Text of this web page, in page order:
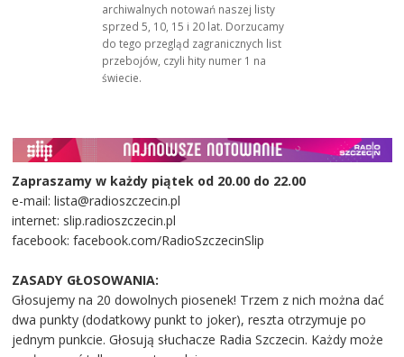
archiwalnych notowań naszej listy
sprzed 5, 10, 15 i 20 lat. Dorzucamy
do tego przegląd zagranicznych list
przebojów, czyli hity numer 1 na
świecie.
Zapraszamy w każdy piątek od 20.00 do 22.00
e-mail: lista@radioszczecin.pl
internet: slip.radioszczecin.pl
facebook: facebook.com/RadioSzczecinSlip
ZASADY GŁOSOWANIA:
Głosujemy na 20 dowolnych piosenek! Trzem z nich można dać
dwa punkty (dodatkowy punkt to joker), reszta otrzymuje po
jednym punkcie. Głosują słuchacze Radia Szczecin. Każdy może